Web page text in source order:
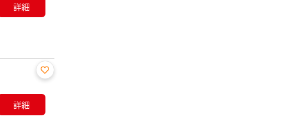
に入
詳細
に入
り登
詳細